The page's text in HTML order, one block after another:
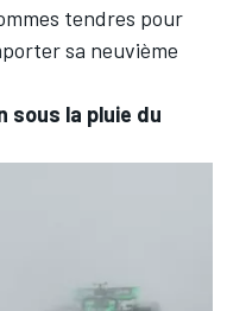
tendres pour
sa neuvième
sous la pluie du